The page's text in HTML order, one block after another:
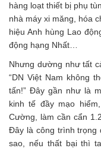
hàng loạt thiết bị phụ
nhà máy xi măng, hóa
hiệu Anh hùng Lao
động hạng Nhất…
Nhưng dường như tất
“DN Việt Nam không
tấn!” Đây gần như là
kinh tế đầy mạo
Cường, làm cần cẩn
Đây là công trình trọng
sao, nếu thất bại thì